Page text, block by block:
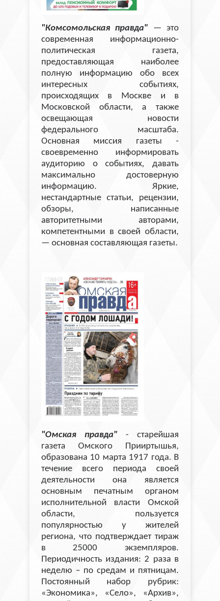
"Комсомольская правда" — это
современная информационно-
политическая газета,
предоставляющая наиболее
полную информацию обо всех
интересных событиях,
происходящих в Москве и в
Московской области, а также
освещающая новости
федерального масштаба.
Основная миссия газеты -
своевременно информировать
аудиторию о событиях, давать
максимально достоверную
информацию. Яркие,
нестандартные статьи, рецензии,
обзоры, написанные
авторитетными авторами,
компетентными в своей области,
— основная составляющая газеты.
"Омская правда"- старейшая
газета Омского Прииртышья,
образована 10 марта 1917 года. В
течение всего периода своей
деятельности она является
основным печатным органом
исполнительной власти Омской
области, пользуется
популярностью у жителей
региона, что подтверждает тираж
в 25000 экземпляров.
Периодичность издания: 2 раза в
неделю – по средам и пятницам.
Постоянный набор рубрик:
«Экономика», «Село», «Архив»,